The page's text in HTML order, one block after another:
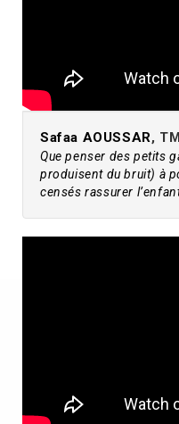
Safaa AOUSSAR,
Que penser des petits
produisent du bruit) à
censés rassurer